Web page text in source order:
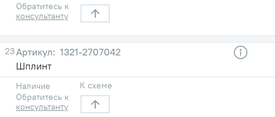
Обратитесь к
консультанту
23
1321-2707042
Шплинт
Наличие
Обратитесь к
консультанту
К схеме